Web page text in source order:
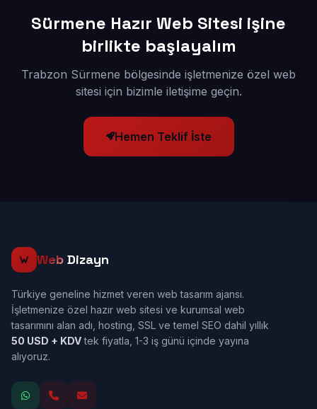
Sürmene Hazır Web Sitesi işine
birlikte başlayalım
Trabzon Sürmene bölgesinde işletmenize özel web
sitesi için bizimle iletişime geçin.
Hemen Teklif İste
Web Dizayn
Türkiye geneline hizmet veren web tasarım ajansı.
İşletmenize özel hazır web sitesi ve kurumsal web
tasarımını alan adı, hosting, SSL ve temel SEO dahil yıllık
50 USD + KDVtek fiyatla, 1-3 iş günü içinde yayına
alıyoruz.